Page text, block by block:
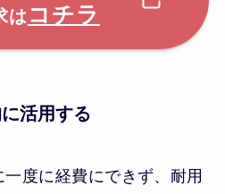
は コチラ
活用する
度に経費にできず、耐用